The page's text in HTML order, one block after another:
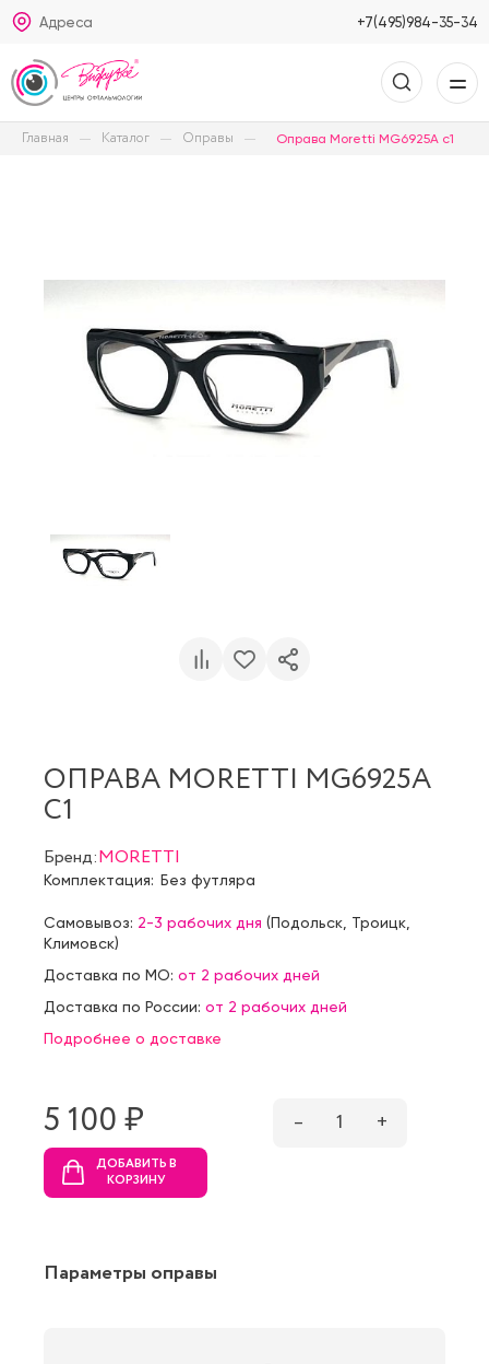
Адреса +7(495)984-35-34
Главная Каталог Оправы Оправа Moretti MG6925A c1
ОПРАВА MORETTI MG6925A
C1
Бренд:MORETTI
Комплектация: Без футляра
Самовывоз: 2-3 рабочих дня (Подольск Троицк
Климовск)
Доставка по МО: от 2 рабочих дней
Доставка по России: от 2 рабочих дней
Подробнее о доставке
5 100 ₷ – 1 +
ДОБАВИТЬ В
КОРЗИНУ
Параметры оправы